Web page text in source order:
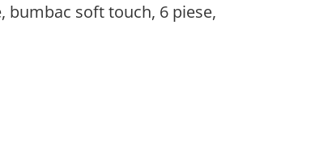
bumbac soft touch, 6 piese,